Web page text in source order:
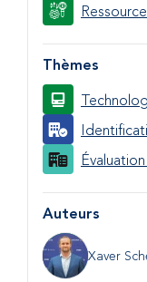
Thèmes
Auteurs
Xaver